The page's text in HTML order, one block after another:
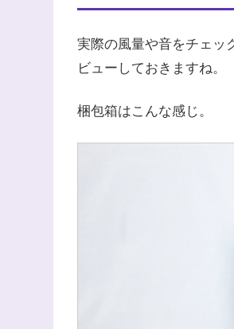
実際の風量や音をチェッ
ビューしておきますね。
梱包箱はこんな感じ。